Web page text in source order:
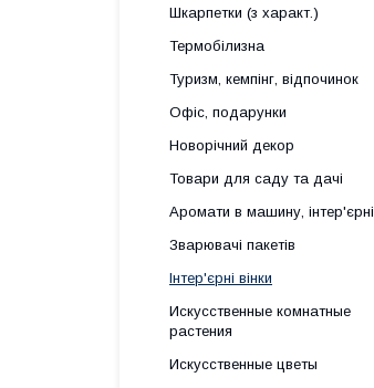
Шкарпетки (з характ.)
Термобілизна
Туризм, кемпінг, відпочинок
Офіс, подарунки
Новорічний декор
Товари для саду та дачі
Аромати в машину, інтер'єрні
Зварювачі пакетів
Інтер'єрні вінки
Искусственные комнатные
растения
Искусственные цветы